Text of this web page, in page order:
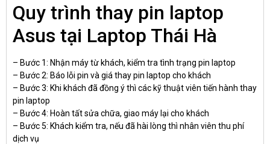
Quy trình thay pin laptop
Asus tại Laptop Thái Hà
– Bước 1: Nhận máy từ khách, kiểm tra tình trạng pin laptop
– Bước 2: Báo lỗi pin và giá thay pin laptop cho khách
– Bước 3: Khi khách đã đồng ý thì các kỹ thuật viên tiến hành thay
pin laptop
– Bước 4: Hoàn tất sửa chữa, giao máy lại cho khách
– Bước 5: Khách kiểm tra, nếu đã hài lòng thì nhân viên thu phí
dịch vụ